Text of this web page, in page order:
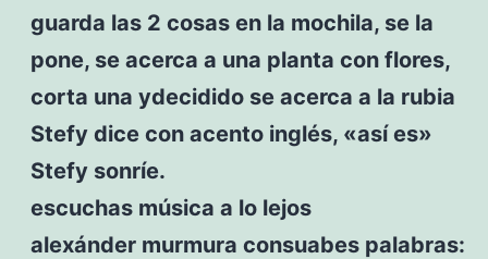
guarda las 2 cosas en la mochila, se la
pone, se acerca a una planta con flores,
corta una ydecidido se acerca a la rubia
Stefy dice con acento inglés, «así es»
Stefy sonríe.
escuchas música a lo lejos
alexánder murmura consuabes palabras: